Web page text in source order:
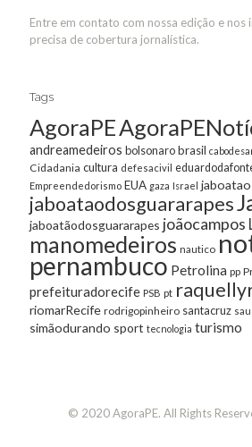
Entre em contato com nossa edição e nos
precisa de cobertura jornalística.
Tags
AgoraPE
andreamedeiros bolsonarobrasil
Cidadania cultura defesacivil
Empreendedorismo EUA gaza Israel jaboatao
jaboataodosguararapes
jaboatãodosguararapes joãocampos
manomedeiros nautico
pernambuco Petrolina pp
prefeituradorecife PSB pt
riomarRecife rodrigopinheiro santacruz
simãodurando sport tecnologia turismo
© 2020 AgoraPE. All Rights